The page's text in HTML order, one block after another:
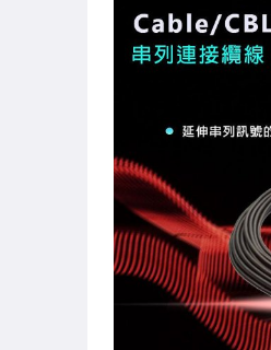
iCatch可取網路
iCatch可取網路
★H.265強勢登場
海康威視-監視器
海康威視-優惠組
大華dahua-主機
大華dahua-200